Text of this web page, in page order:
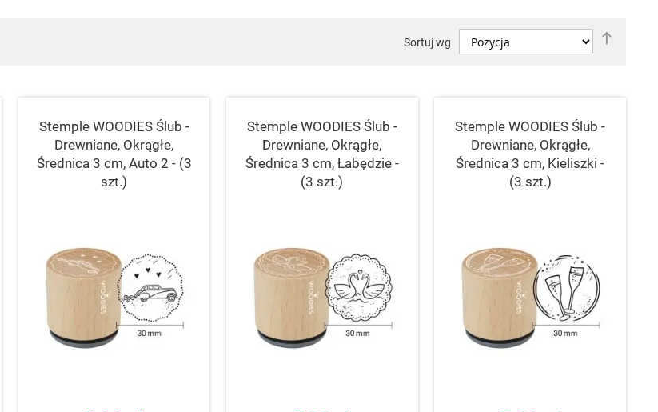
Sortuj wg
Stemple WOODIES Ślub -
Drewniane, Okrągłe,
Średnica 3 cm, Auto 2 - (3
szt.)
Stemple WOODIES Ślub -
Drewniane, Okrągłe,
Średnica 3 cm, Łabędzie -
(3 szt.)
Stemple WOODIES Ślub -
Drewniane, Okrągłe,
Średnica 3 cm, Kieliszki -
(3 szt.)